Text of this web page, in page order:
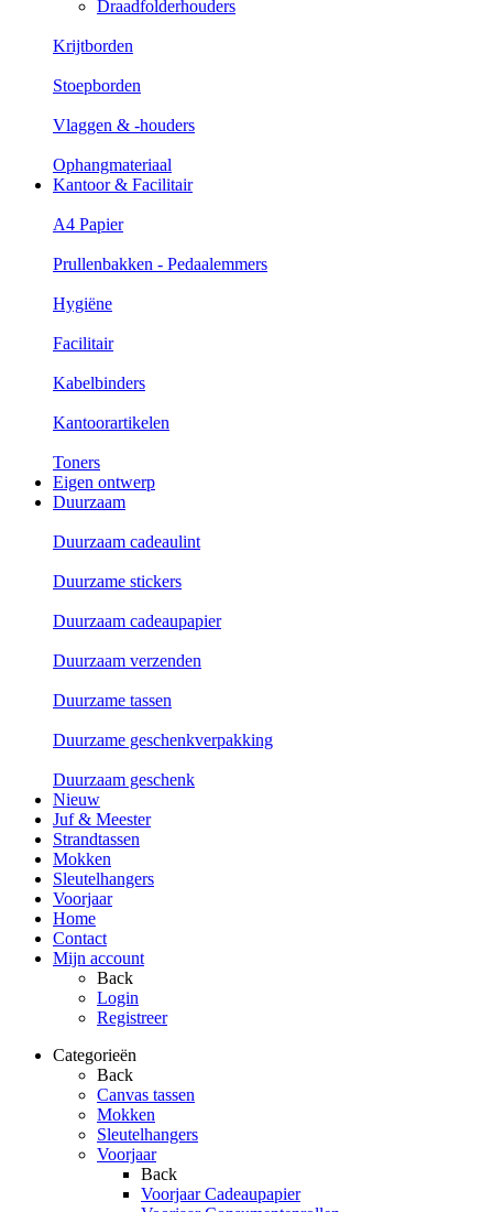
Draadfolderhouders
Krijtborden
Stoepborden
Vlaggen & -houders
Ophangmateriaal
Kantoor & Facilitair
A4 Papier
Prullenbakken - Pedaalemmers
Hygiëne
Facilitair
Kabelbinders
Kantoorartikelen
Toners
Eigen ontwerp
Duurzaam
Duurzaam cadeaulint
Duurzame stickers
Duurzaam cadeaupapier
Duurzaam verzenden
Duurzame tassen
Duurzame geschenkverpakking
Duurzaam geschenk
Nieuw
Juf & Meester
Strandtassen
Mokken
Sleutelhangers
Voorjaar
Home
Contact
Mijn account
Back
Login
Registreer
Categorieën
Back
Canvas tassen
Mokken
Sleutelhangers
Voorjaar
Back
Voorjaar Cadeaupapier